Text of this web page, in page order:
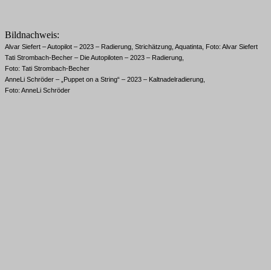
Bildnachweis:
Alvar Siefert – Autopilot – 2023 – Radierung, Strichätzung, Aquatinta, Foto: Alvar Siefert
Tati Strombach-Becher – Die Autopiloten – 2023 – Radierung,
Foto: Tati Strombach-Becher
AnneLi Schröder – „Puppet on a String“ – 2023 – Kaltnadelradierung,
Foto: AnneLi Schröder